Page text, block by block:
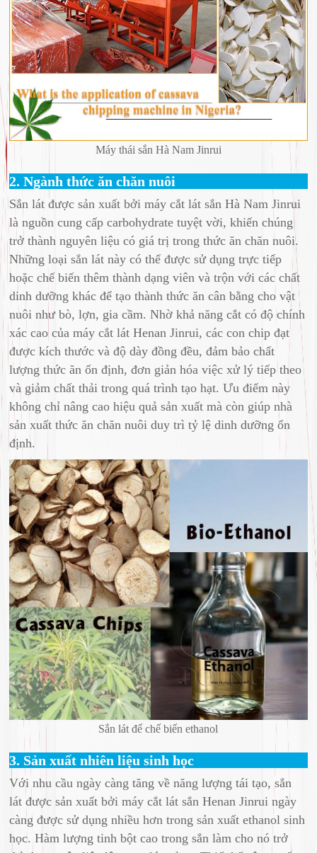
Máy thái sắn Hà Nam Jinrui
2. Ngành thức ăn chăn nuôi
Sắn lát được sản xuất bởi máy cắt lát sắn Hà Nam Jinrui
là nguồn cung cấp carbohydrate tuyệt vời, khiến chúng
trở thành nguyên liệu có giá trị trong thức ăn chăn nuôi.
Những loại sắn lát này có thể được sử dụng trực tiếp
hoặc chế biến thêm thành dạng viên và trộn với các chất
dinh dưỡng khác để tạo thành thức ăn cân bằng cho vật
nuôi như bò, lợn, gia cầm. Nhờ khả năng cắt có độ chính
xác cao của máy cắt lát Henan Jinrui, các con chip đạt
được kích thước và độ dày đồng đều, đảm bảo chất
lượng thức ăn ổn định, đơn giản hóa việc xử lý tiếp theo
và giảm chất thải trong quá trình tạo hạt. Ưu điểm này
không chỉ nâng cao hiệu quả sản xuất mà còn giúp nhà
sản xuất thức ăn chăn nuôi duy trì tỷ lệ dinh dưỡng ổn
định.
Sắn lát để chế biến ethanol
3. Sản xuất nhiên liệu sinh học
Với nhu cầu ngày càng tăng về năng lượng tái tạo, sắn
lát được sản xuất bởi máy cắt lát sắn Henan Jinrui ngày
càng được sử dụng nhiều hơn trong sản xuất ethanol sinh
học. Hàm lượng tinh bột cao trong sắn làm cho nó trở